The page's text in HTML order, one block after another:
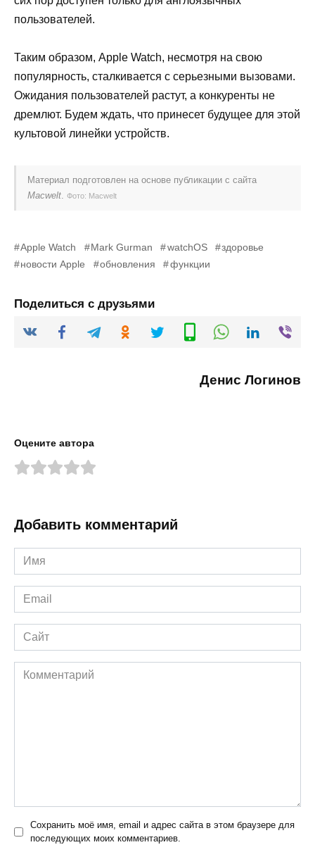
пользователей.
Таким образом, Apple Watch, несмотря на свою
популярность, сталкивается с серьезными вызовами.
Ожидания пользователей растут, а конкуренты не
дремлют. Будем ждать, что принесет будущее для этой
культовой линейки устройств.
Материал подготовлен на основе публикации с сайта
Macwelt
Фото: Macwelt
Apple Watch Mark Gurman watchOS
здоровье
новости Apple
обновления функции
Поделиться с друзьями
Денис Логинов
Оцените автора
Добавить комментарий
Имя
*
Email
*
Сайт
Комментарий
Сохранить моё имя, email и адрес сайта в этом браузере для
последующих моих комментариев.